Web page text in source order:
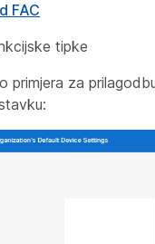
FAC
tipke
primjera za